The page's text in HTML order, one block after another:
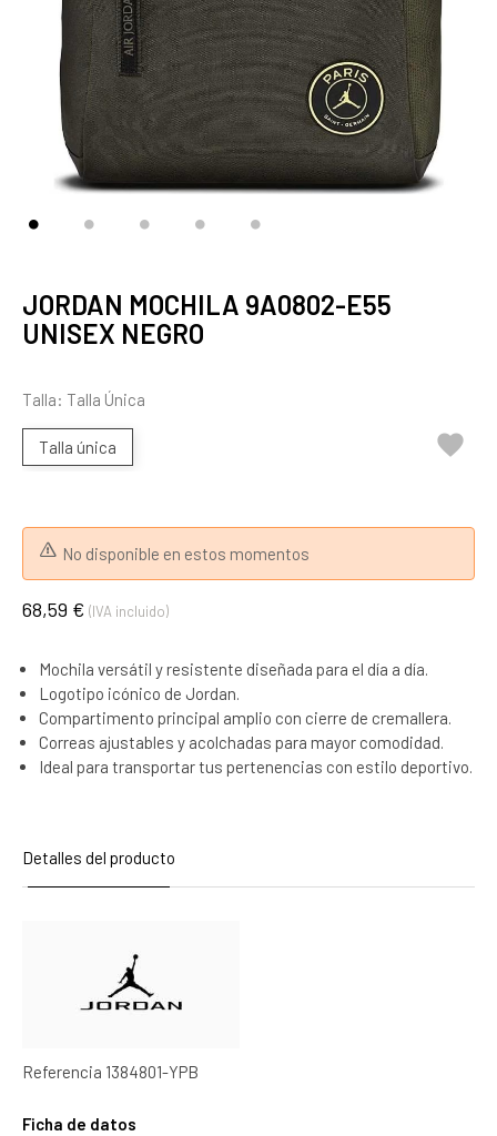
JORDAN MOCHILA 9A0802-E55
UNISEX NEGRO
Talla: Talla Única
Talla única 
No disponible en estos momentos
68,59 € (IVA incluido)
Mochila versátil y resistente diseñada para el día a día.
Logotipo icónico de Jordan.
Compartimento principal amplio con cierre de cremallera.
Correas ajustables y acolchadas para mayor comodidad.
Ideal para transportar tus pertenencias con estilo deportivo.
Detalles del producto
Referencia 1384801-YPB
Ficha de datos